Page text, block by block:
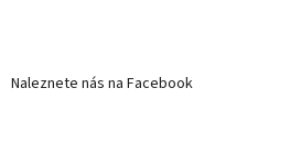
Naleznete nás na Facebook